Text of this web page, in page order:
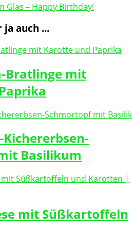
Glas – Happy Birthday!
auch ...
Bratlinge mit
Basilikum
mit Süßkartoffeln